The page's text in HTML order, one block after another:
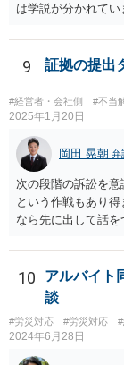
は学説が分かれて
る可能性があると
場合でも，会社に
得ない事由」がな
ます。 健康上の理
って異なります。
ば，少なくとも法
必要ありません。
をしてもらわなけ
ことは理論上可能
自身が会社に対し
ます。子会社の負
いてくれないと，
する必要が生じます
9 証拠の提出
#経営者・会社側 #不当
2025年1月20日
岡田 晃朝 弁
次の段階の訴訟を
という作戦もあり
なら先に出して話
す。 それと認定は
うほどに駆け引き
10
アルバイト
談
#労災対応 #労災対応
2024年6月28日